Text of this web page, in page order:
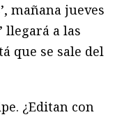
mañana jueves
llegará a las
que se sale del
¿Editan con